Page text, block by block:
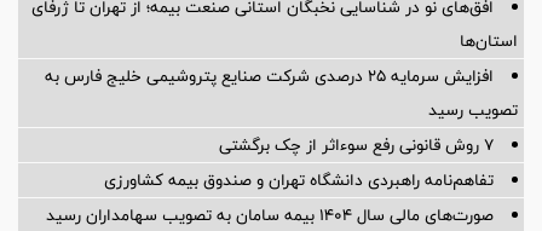
افق‌های نو در شناسایی نخبگان استانی صنعت بیمه؛ از تهران تا ژرفای
استان‌ها
افزایش سرمایه ۲۵ درصدی شرکت صنایع پتروشیمی خلیج فارس به
تصویب رسید
۷ روش قانونی رفع سوء‌اثر از چک برگشتی
تفاهم‌نامه راهبردی دانشگاه تهران و صندوق بیمه كشاورزی
صورت‌های مالی سال ۱۴۰۴ بیمه سامان به تصویب سهامداران رسید